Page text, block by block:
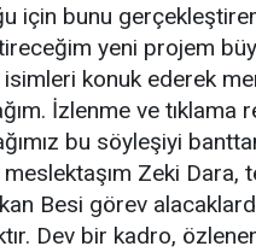
için bunu
yeni projem
isimleri konuk ederek
İzlenme ve tıklama
bu söyleşiyi
Zeki Dara,
Besi görev
Dev bir kadro,